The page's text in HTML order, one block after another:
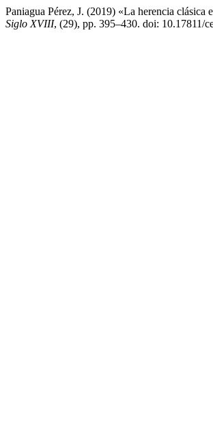
Paniagua Pérez, J. (2019) «La herencia
Siglo XVIII, (29), pp. 395–430. doi: 10.17811/